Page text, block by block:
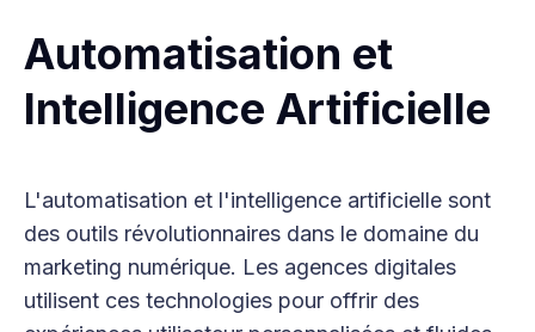
Automatisation et
Intelligence Artificielle
L'automatisation et l'intelligence artificielle sont
des outils révolutionnaires dans le domaine du
marketing numérique. Les agences digitales
utilisent ces technologies pour offrir des